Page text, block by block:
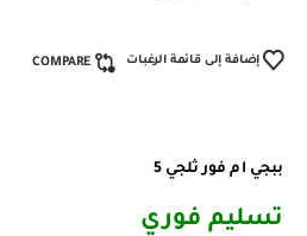
إضافة إلى قائمة الرغبات COMPARE
ببجي ام فور ثلجي 5
تسليم فوري